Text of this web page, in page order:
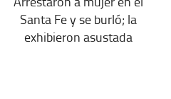
Santa Fe y se burló; la
exhibieron asustada